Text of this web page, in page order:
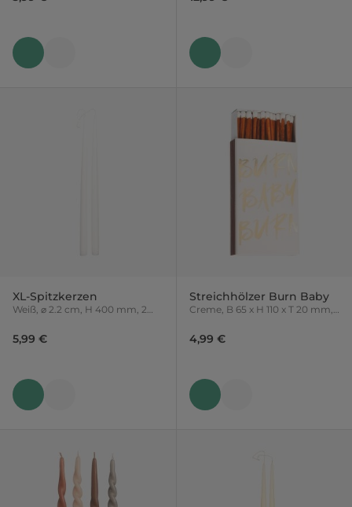
XL-Spitzkerzen
Weiß, ⌀ 2.2 cm, H 400 mm, 2
5,99 €
Streichhölzer Burn Baby
Creme, B 65 x H 110 x T 20 mm,
4,99 €